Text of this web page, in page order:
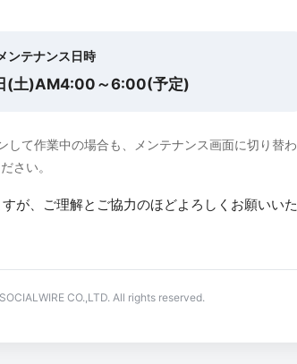
ンテナンス日時
(土)AM4:00～6:00(予定)
して作業中の場合も、メンテナンス画面に切り替わ
さい。
が、ご理解とご協力のほどよろしくお願いいた
CO.,LTD. All rights reserved.